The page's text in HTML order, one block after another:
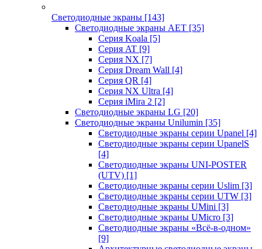
Светодиодные экраны [143]
Светодиодные экраны AET [35]
Cерия Koala [5]
Серия AT [9]
Серия NX [7]
Серия Dream Wall [4]
Серия QR [4]
Серия NX Ultra [4]
Серия iMira 2 [2]
Светодиодные экраны LG [20]
Светодиодные экраны Unilumin [35]
Светодиодные экраны серии Upanel [4]
Светодиодные экраны серии UpanelS
[4]
Светодиодные экраны UNI-POSTER
(UTV) [1]
Светодиодные экраны серии Uslim [3]
Светодиодные экраны серии UTW [3]
Светодиодные экраны UMini [3]
Светодиодные экраны UMicro [3]
Светодиодные экраны «Всё-в-одном»
[9]